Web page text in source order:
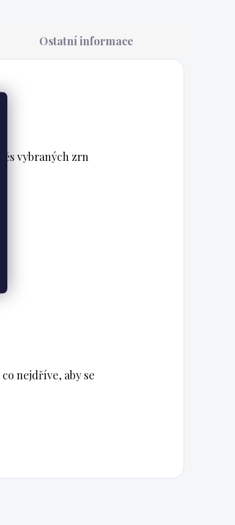
Ostatní informace
vybraných zrn
nejdříve, aby se